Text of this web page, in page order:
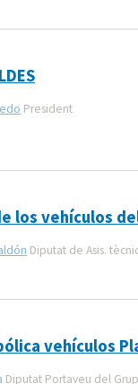
President
los vehículos
Diputat de Asis.
vehículos
Diputat Portaveu del